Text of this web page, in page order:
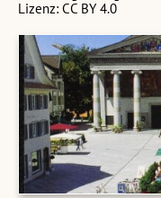
Lizenz: CC BY 4.0